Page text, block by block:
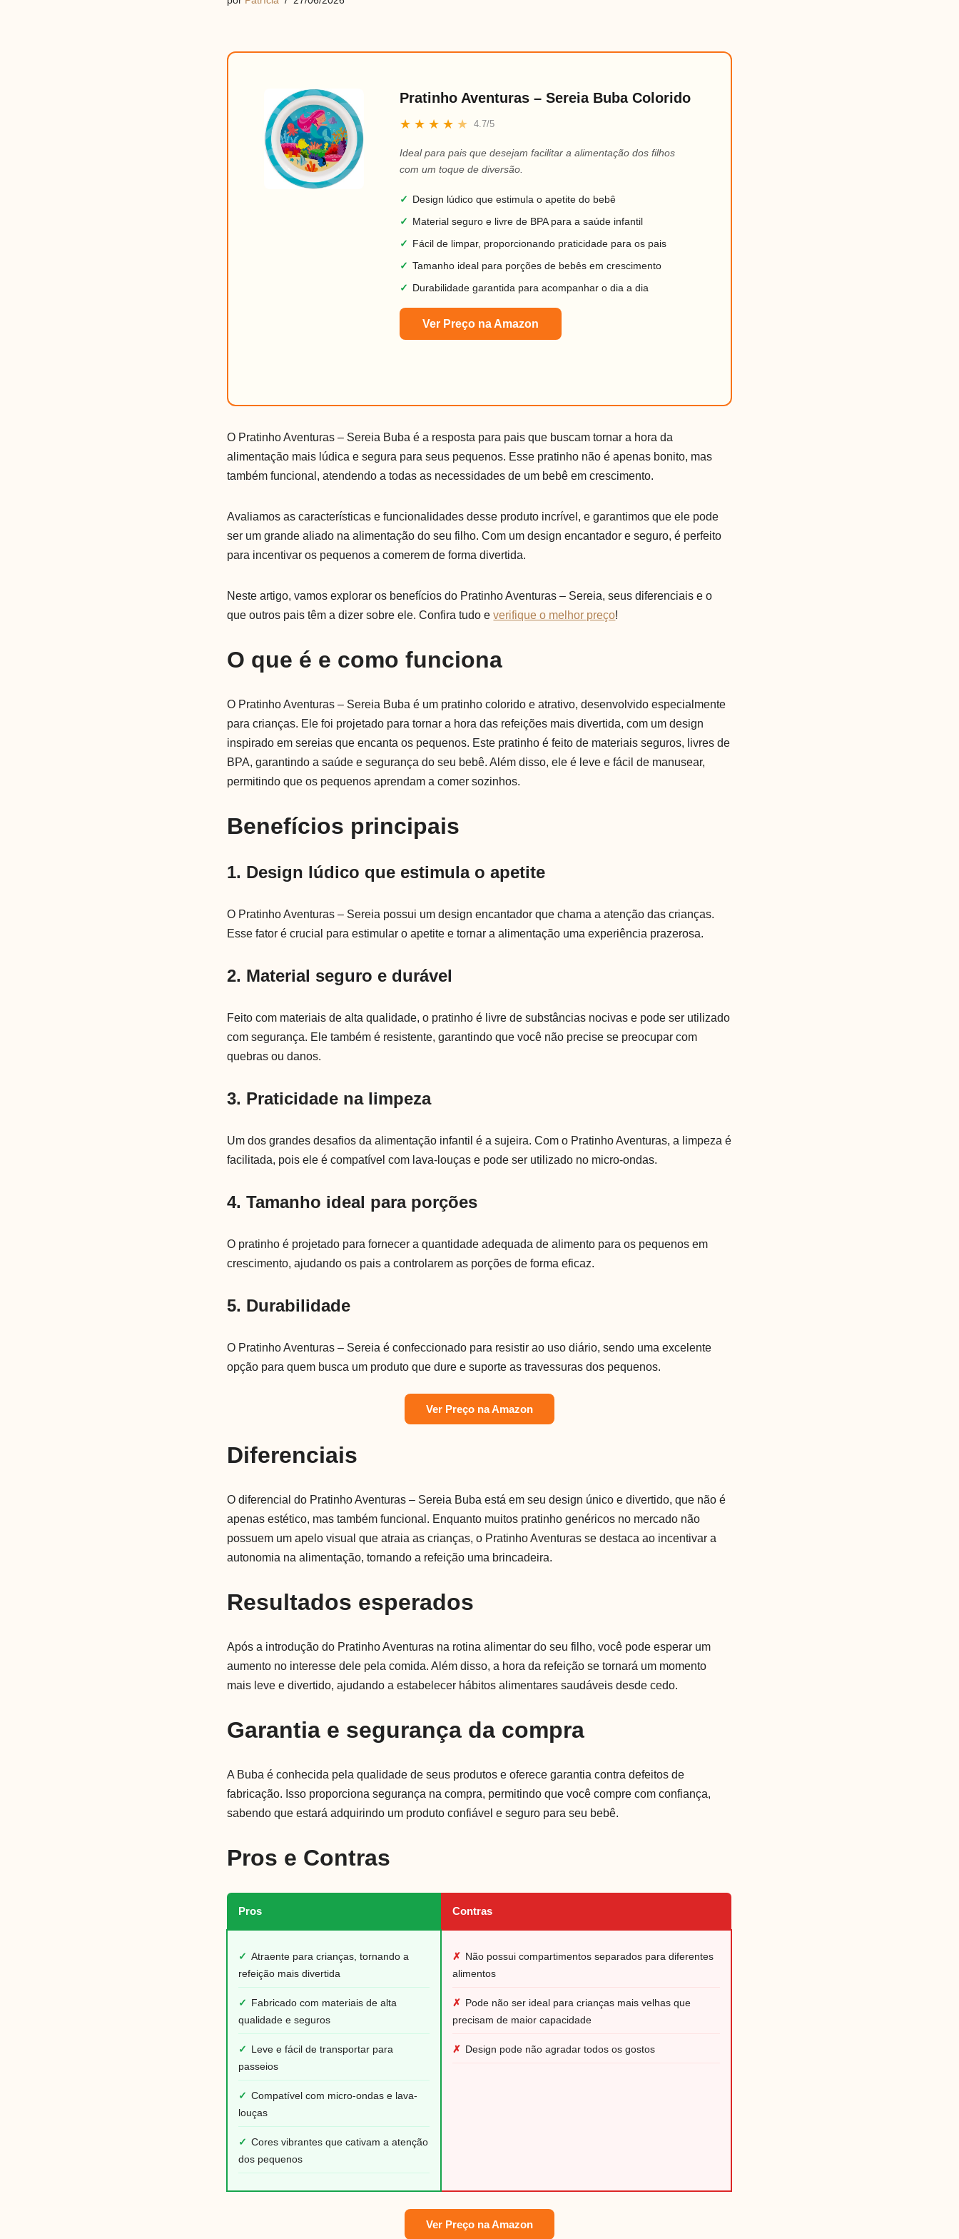
Pratinho Aventuras – Sereia Buba Colorido
★ ★ ★ ★ ★ 4.7/5
Ideal para pais que desejam facilitar a alimentação dos filhos
com um toque de diversão.
✓ Design lúdico que estimula o apetite do bebê
✓ Material seguro e livre de BPA para a saúde infantil
✓ Fácil de limpar, proporcionando praticidade para os pais
✓ Tamanho ideal para porções de bebês em crescimento
✓ Durabilidade garantida para acompanhar o dia a dia
Ver Preço na Amazon
O Pratinho Aventuras – Sereia Buba é a resposta para pais que buscam tornar a hora da
alimentação mais lúdica e segura para seus pequenos. Esse pratinho não é apenas bonito, mas
também funcional, atendendo a todas as necessidades de um bebê em crescimento.
Avaliamos as características e funcionalidades desse produto incrível, e garantimos que ele pode
ser um grande aliado na alimentação do seu filho. Com um design encantador e seguro, é perfeito
para incentivar os pequenos a comerem de forma divertida.
Neste artigo, vamos explorar os benefícios do Pratinho Aventuras – Sereia, seus diferenciais e o
que outros pais têm a dizer sobre ele. Confira tudo everifique o melhor preço!
O que é e como funciona
O Pratinho Aventuras – Sereia Buba é um pratinho colorido e atrativo, desenvolvido especialmente
para crianças. Ele foi projetado para tornar a hora das refeições mais divertida, com um design
inspirado em sereias que encanta os pequenos. Este pratinho é feito de materiais seguros, livres de
BPA, garantindo a saúde e segurança do seu bebê. Além disso, ele é leve e fácil de manusear,
permitindo que os pequenos aprendam a comer sozinhos.
Benefícios principais
1. Design lúdico que estimula o apetite
O Pratinho Aventuras – Sereia possui um design encantador que chama a atenção das crianças.
Esse fator é crucial para estimular o apetite e tornar a alimentação uma experiência prazerosa.
2. Material seguro e durável
Feito com materiais de alta qualidade, o pratinho é livre de substâncias nocivas e pode ser utilizado
com segurança. Ele também é resistente, garantindo que você não precise se preocupar com
quebras ou danos.
3. Praticidade na limpeza
Um dos grandes desafios da alimentação infantil é a sujeira. Com o Pratinho Aventuras, a limpeza é
facilitada, pois ele é compatível com lava-louças e pode ser utilizado no micro-ondas.
4. Tamanho ideal para porções
O pratinho é projetado para fornecer a quantidade adequada de alimento para os pequenos em
crescimento, ajudando os pais a controlarem as porções de forma eficaz.
5. Durabilidade
O Pratinho Aventuras – Sereia é confeccionado para resistir ao uso diário, sendo uma excelente
opção para quem busca um produto que dure e suporte as travessuras dos pequenos.
Ver Preço na Amazon
Diferenciais
O diferencial do Pratinho Aventuras – Sereia Buba está em seu design único e divertido, que não é
apenas estético, mas também funcional. Enquanto muitos pratinho genéricos no mercado não
possuem um apelo visual que atraia as crianças, o Pratinho Aventuras se destaca ao incentivar a
autonomia na alimentação, tornando a refeição uma brincadeira.
Resultados esperados
Após a introdução do Pratinho Aventuras na rotina alimentar do seu filho, você pode esperar um
aumento no interesse dele pela comida. Além disso, a hora da refeição se tornará um momento
mais leve e divertido, ajudando a estabelecer hábitos alimentares saudáveis desde cedo.
Garantia e segurança da compra
A Buba é conhecida pela qualidade de seus produtos e oferece garantia contra defeitos de
fabricação. Isso proporciona segurança na compra, permitindo que você compre com confiança,
sabendo que estará adquirindo um produto confiável e seguro para seu bebê.
Pros e Contras
Pros Contras
✓ Atraente para crianças, tornando a
refeição mais divertida
✓ Fabricado com materiais de alta
qualidade e seguros
✓ Leve e fácil de transportar para
passeios
✓ Compatível com micro-ondas e lava-
louças
✓ Cores vibrantes que cativam a atenção
dos pequenos
✗ Não possui compartimentos separados para diferentes
alimentos
✗ Pode não ser ideal para crianças mais velhas que
precisam de maior capacidade
✗ Design pode não agradar todos os gostos
Ver Preço na Amazon